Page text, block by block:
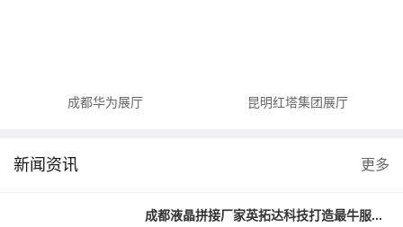
成都华为展厅 昆明红塔集团展厅
新闻资讯 更多
成都液晶拼接厂家英拓达科技打造最牛服...